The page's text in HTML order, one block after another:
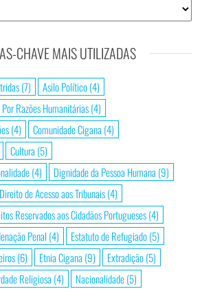
CHAVE MAIS UTILIZADAS
(7) Asilo Político(4)
Razões Humanitárias(4)
(4) Comunidade Cigana (4)
Cultura (5)
(4) Dignidade da Pessoa Humana (9)
Direito de Acesso aos Tribunais(4)
Reservados aos Cidadãos Portugueses(4)
Penal (4) Estatuto de Refugiado(5)
(6) Etnia Cigana (9) Extradição(5)
Religiosa (4) Nacionalidade(5)